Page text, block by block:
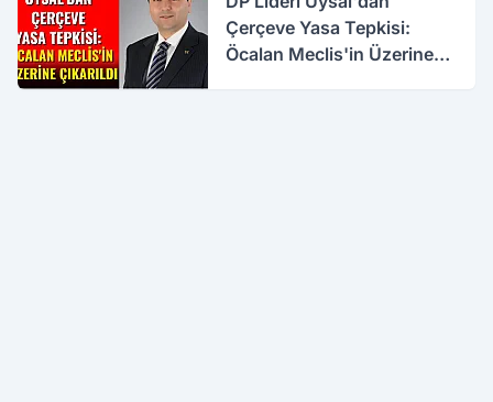
Çerçeve Yasa Tepkisi:
Öcalan Meclis'in Üzerine